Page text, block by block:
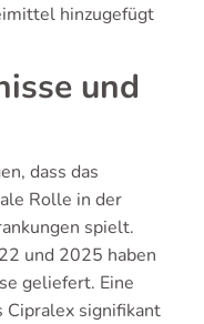
hinzugefügt
und
dass das
Rolle in der
spielt.
und 2025 haben
geliefert. Eine
signifikant